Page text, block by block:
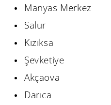
Manyas Merkez
Salur
Kızıksa
Şevketiye
Akçaova
Darıca